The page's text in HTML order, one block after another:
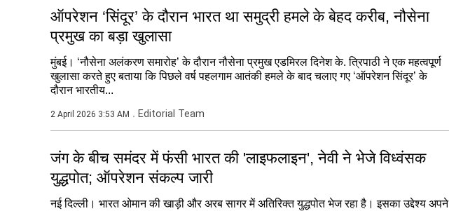
ऑपरेशन ‘सिंदूर’ के दौरान भारत था समुद्री हमले के बेहद करीब, नौसेना
प्रमुख का बड़ा खुलासा
मुंबई। ‘नौसेना अलंकरण समारोह’ के दौरान नौसेना प्रमुख एडमिरल दिनेश के. त्रिपाठी ने एक महत्वपूर्ण
खुलासा करते हुए बताया कि पिछले वर्ष पहलगाम आतंकी हमले के बाद चलाए गए ‘ऑपरेशन सिंदूर’ के
दौरान भारतीय...
2 April 2026 3:53 AM Editorial Team
जंग के बीच समंदर में फंसी भारत की 'लाइफलाइन', नेवी ने भेजे विध्वंसक
युद्धपोत; ऑपरेशन संकल्प जारी
नई दिल्ली। भारत ओमान की खाड़ी और अरब सागर में अतिरिक्त युद्धपोत भेज रहा है। इसका उद्देश्य अपने